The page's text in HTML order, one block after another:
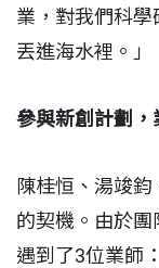
業，對我們科
丟進海水裡。」
參與新創計劃
陳桂恒、湯竣
的契機。由於團
遇到了3位業師